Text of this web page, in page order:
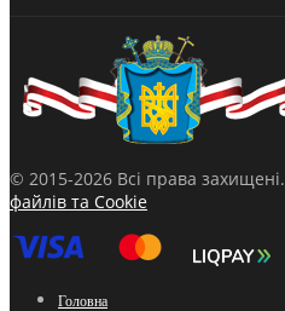
© 2015-2026 Всі права захищені.
файлів та Cookie
Головна